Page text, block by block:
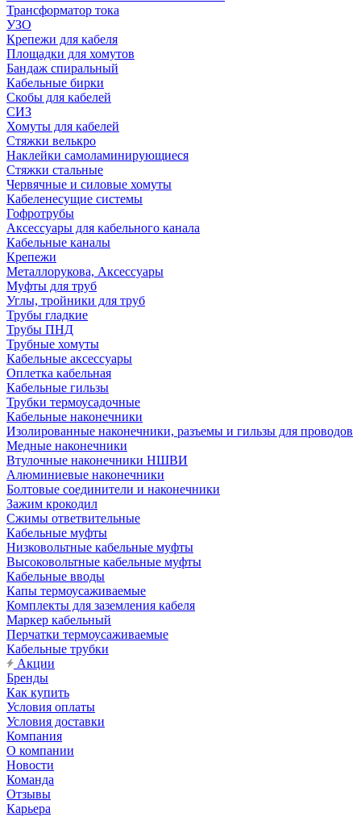
Трансформатор тока
УЗО
Крепежи для кабеля
Площадки для хомутов
Бандаж спиральный
Кабельные бирки
Cкобы для кабелей
СИЗ
Хомуты для кабелей
Стяжки велькро
Наклейки самоламинирующиеся
Стяжки стальные
Червячные и силовые хомуты
Кабеленесущие системы
Гофротрубы
Аксессуары для кабельного канала
Кабельные каналы
Крепежи
Металлорукова, Аксессуары
Муфты для труб
Углы, тройники для труб
Трубы гладкие
Трубы ПНД
Трубные хомуты
Кабельные аксессуары
Оплетка кабельная
Кабельные гильзы
Трубки термоусадочные
Кабельные наконечники
Изолированные наконечники, разъемы и гильзы для проводов
Медные наконечники
Втулочные наконечники НШВИ
Алюминиевые наконечники
Болтовые соединители и наконечники
Зажим крокодил
Сжимы ответвительные
Кабельные муфты
Низковольтные кабельные муфты
Высоковольтные кабельные муфты
Кабельные вводы
Капы термоусаживаемые
Комплекты для заземления кабеля
Маркер кабельный
Перчатки термоусаживаемые
Кабельные трубки
Акции
Бренды
Как купить
Условия оплаты
Условия доставки
Компания
О компании
Новости
Команда
Отзывы
Карьера